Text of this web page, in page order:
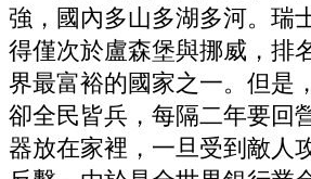
強，國內多山多湖多河。瑞
得僅次於盧森堡與挪威，排
界最富裕的國家之一。但是
卻全民皆兵，每隔二年要回
器放在家裡，一旦受到敵人